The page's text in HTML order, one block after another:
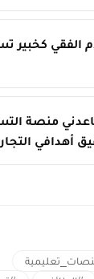
الفقي كخبير
منصة
أهدافي